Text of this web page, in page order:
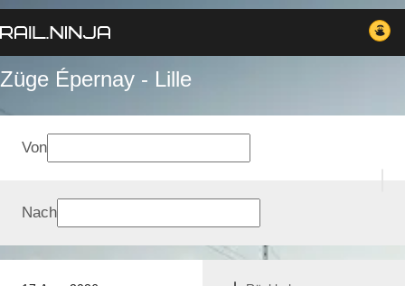
Züge Épernay - Lille
Von
Nach